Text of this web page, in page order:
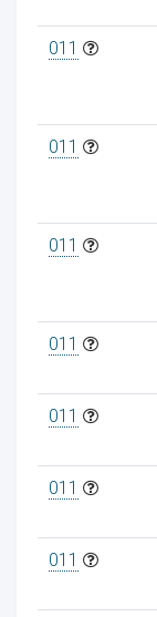
011
011
011
011
011
011
011